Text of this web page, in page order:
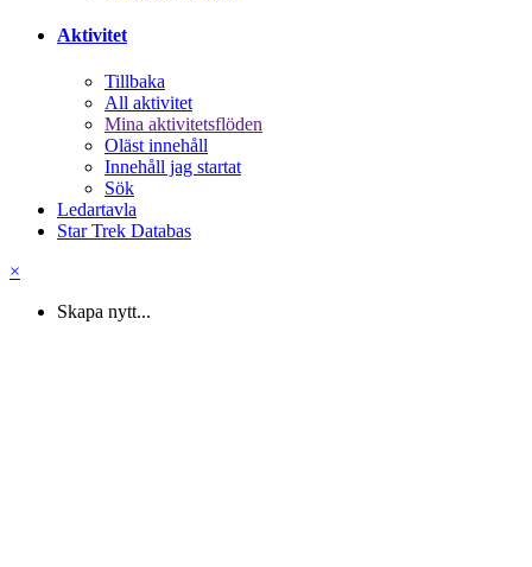
Aktivitet
Tillbaka
All aktivitet
Mina aktivitetsflöden
Oläst innehåll
Innehåll jag startat
Sök
Ledartavla
Star Trek Databas
×
Skapa nytt...